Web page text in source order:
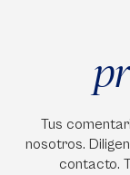
Tus
nosotros.
contacto.